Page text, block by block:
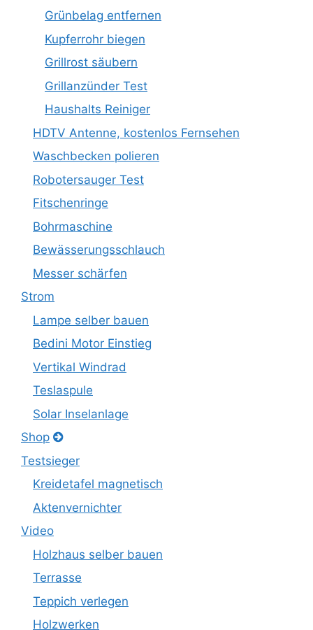
Grünbelag entfernen
Kupferrohr biegen
Grillrost säubern
Grillanzünder Test
Haushalts Reiniger
HDTV Antenne, kostenlos Fernsehen
Waschbecken polieren
Robotersauger Test
Fitschenringe
Bohrmaschine
Bewässerungsschlauch
Messer schärfen
Strom
Lampe selber bauen
Bedini Motor Einstieg
Vertikal Windrad
Teslaspule
Solar Inselanlage
Shop
Testsieger
Kreidetafel magnetisch
Aktenvernichter
Video
Holzhaus selber bauen
Terrasse
Teppich verlegen
Holzwerken